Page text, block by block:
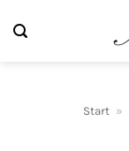
Inhalt
Start »